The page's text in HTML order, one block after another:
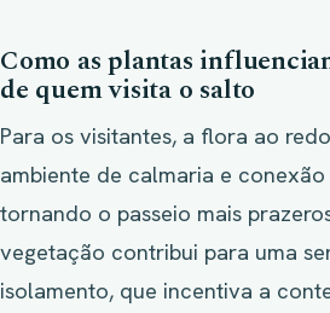
Como as plantas
de quem visita o salto
Para os visitantes, a flora ao
ambiente de calmaria e
tornando o passeio mais
vegetação contribui para uma
isolamento, que incentiva a